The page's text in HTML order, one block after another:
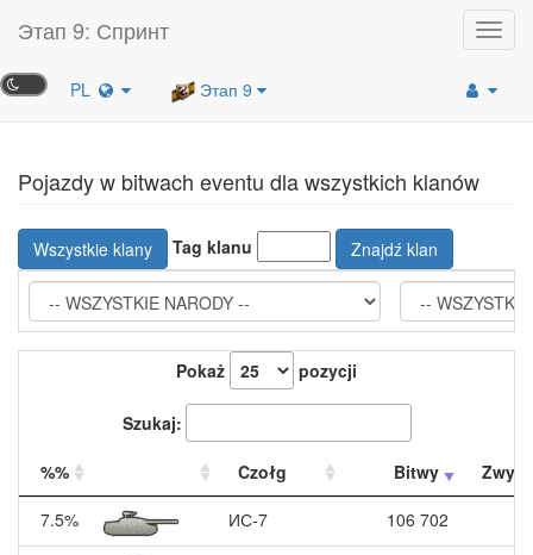
Этап 9: Спринт
PL Этап 9
Pojazdy w bitwach eventu dla wszystkich klanów
Wszystkie klany Tag klanu Znajdź klan
Pokaż pozycji
Szukaj:
%% Czołg Bitwy
7.5%
ИС-7 106 702